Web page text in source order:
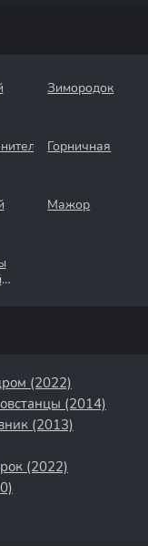
Зимородок
Горничная
Мажор
(2022)
(2014)
(2013)
(2022)